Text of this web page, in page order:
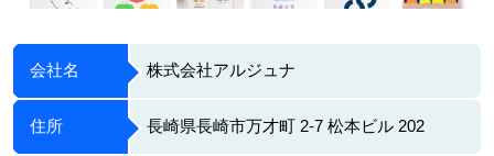
会社名 株式会社アルジュナ
住所 長崎県長崎市万才町 2-7 松本ビル 202